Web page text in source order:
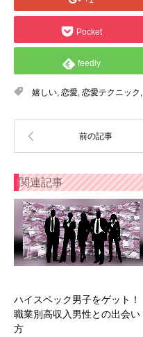
Pocket
feedly
嬉しい, 恋愛, 恋愛テクニック ,
関連記事
ハイスペック男子をゲット！
職業別高収入男性との出会い
方